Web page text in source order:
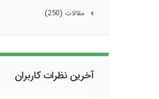
مقالات (250)
آخرین نظرات کاربران